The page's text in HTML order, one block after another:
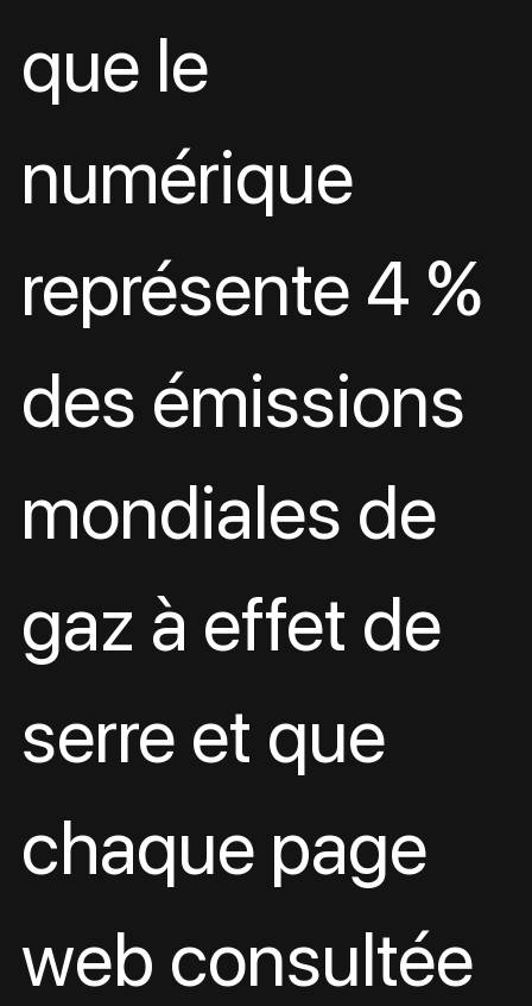
que le
numérique
représente 4 %
des émissions
mondiales de
gaz à effet de
serre et que
chaque page
web consultée